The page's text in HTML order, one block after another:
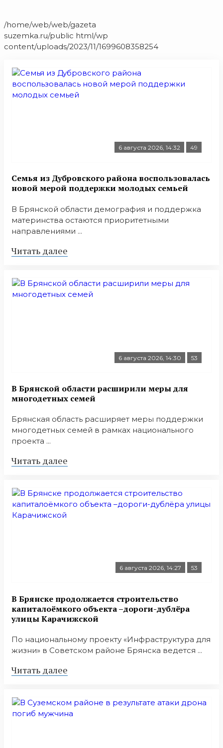
/home/web/web/gazeta
suzemka.ru/public html/wp
content/uploads/2023/11/1699608358254
6 августа 2026, 14:32 49
Семья из Дубровского района воспользовалась
новой мерой поддержки молодых семьей
В Брянской области демография и поддержка
материнства остаются приоритетными
направлениями ...
Читать далее
6 августа 2026, 14:30 53
В Брянской области расширили меры для
многодетных семей
Брянская область расширяет меры поддержки
многодетных семей в рамках национального
проекта ...
Читать далее
6 августа 2026, 14:27 53
В Брянске продолжается строительство
капиталоёмкого объекта –дороги-дублёра
улицы Карачижской
По национальному проекту «Инфраструктура для
жизни» в Советском районе Брянска ведется ...
Читать далее